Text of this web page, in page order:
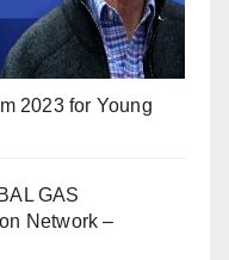
2023 for Young
GAS
Network –